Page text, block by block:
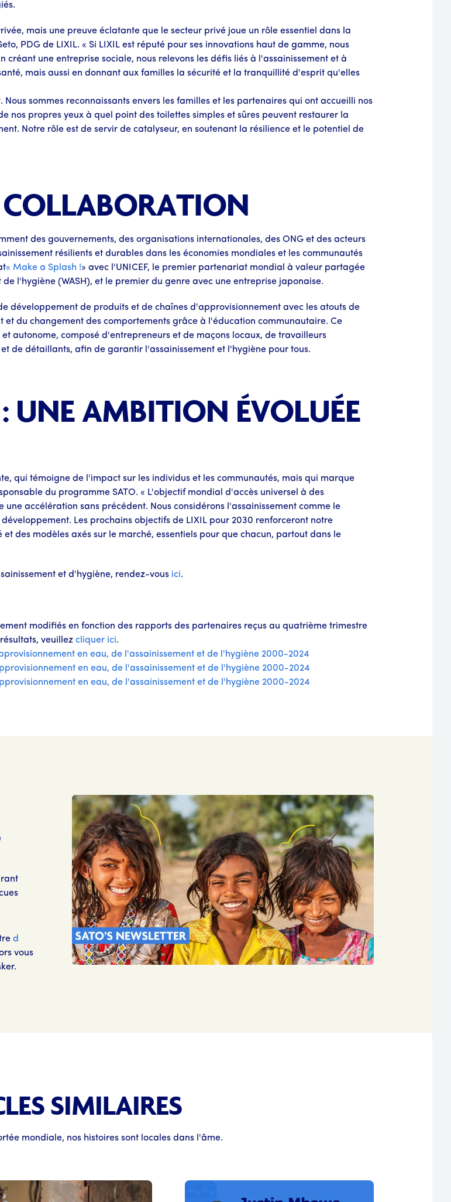
mais une preuve éclatante que le secteur privé joue un rôle essentiel dans la
PDG de LIXIL. « Si LIXIL est réputé pour ses innovations haut de gamme, nous
créant une entreprise sociale, nous relevons les défis liés à l'assainissement et à
mais aussi en donnant aux familles la sécurité et la tranquillité d'esprit qu'elles
sommes reconnaissants envers les familles et les partenaires qui ont accueilli nos
nos propres yeux à quel point des toilettes simples et sûres peuvent restaurer la
Notre rôle est de servir de catalyseur, en soutenant la résilience et le potentiel de
des gouvernements, des organisations internationales, des ONG et des acteurs
résilients et durables dans les économies mondiales et les communautés
« Make a Splash !» avec l'UNICEF, le premier partenariat mondial à valeur partagée
l'hygiène (WASH), et le premier du genre avec une entreprise japonaise.
développement de produits et de chaînes d'approvisionnement avec les atouts de
et du changement des comportements grâce à l'éducation communautaire. Ce
autonome, composé d'entrepreneurs et de maçons locaux, de travailleurs
de détaillants, afin de garantir l'assainissement et l'hygiène pour tous.
UNE AMBITION ÉVOLUÉE
qui témoigne de l'impact sur les individus et les communautés, mais qui marque
du programme SATO. « L'objectif mondial d'accès universel à des
accélération sans précédent. Nous considérons l'assainissement comme le
Les prochains objectifs de LIXIL pour 2030 renforceront notre
des modèles axés sur le marché, essentiels pour que chacun, partout dans le
et d'hygiène, rendez-vous ici.
modifiés en fonction des rapports des partenaires reçus au quatrième trimestre
veuillez cliquer ici.
en eau, de l'assainissement et de l'hygiène 2000-2024
en eau, de l'assainissement et de l'hygiène 2000-2024
en eau, de l'assainissement et de l'hygiène 2000-2024
d
vous
SIMILAIRES
mondiale, nos histoires sont locales dans l'âme.